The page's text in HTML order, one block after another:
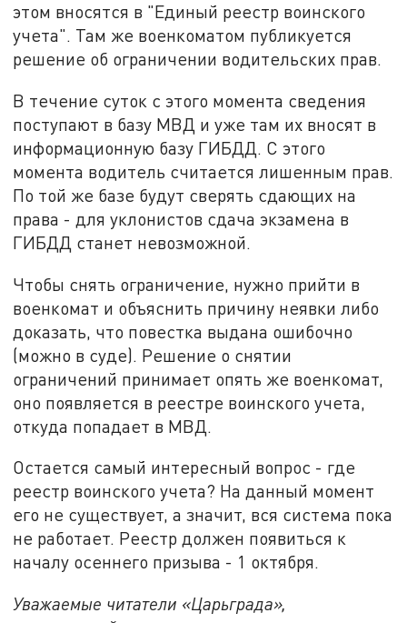
этом вносятся в "Единый реестр воинского
учета". Там же военкоматом публикуется
решение об ограничении водительских прав.
В течение суток с этого момента сведения
поступают в базу МВД и уже там их вносят в
информационную базу ГИБДД. С этого
момента водитель считается лишенным прав.
По той же базе будут сверять сдающих на
права - для уклонистов сдача экзамена в
ГИБДД станет невозможной.
Чтобы снять ограничение, нужно прийти в
военкомат и объяснить причину неявки либо
доказать, что повестка выдана ошибочно
(можно в суде). Решение о снятии
ограничений принимает опять же военкомат,
оно появляется в реестре воинского учета,
откуда попадает в МВД.
Остается самый интересный вопрос - где
реестр воинского учета? На данный момент
его не существует, а значит, вся система пока
не работает. Реестр должен появиться к
началу осеннего призыва - 1 октября.
Уважаемые читатели «Царьграда»,